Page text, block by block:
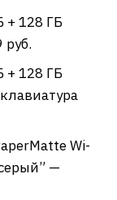
+ 128 ГБ
+ 128 ГБ
Wi-
—